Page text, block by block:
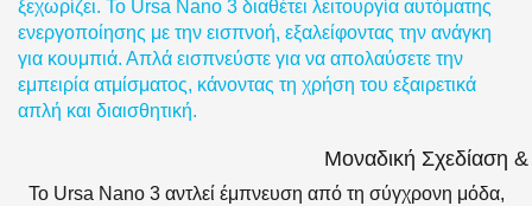
Μοναδική Σχεδίαση
Το Ursa Nano 3 αντλεί έμπνευση από τη σύγχρονη μόδα,